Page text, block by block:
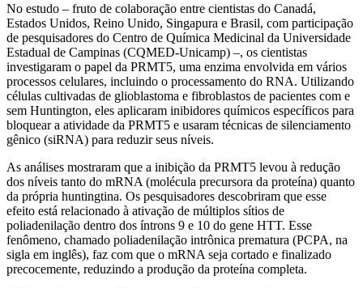
No estudo – fruto de colaboração entre cientistas do Canadá,
Estados Unidos, Reino Unido, Singapura e Brasil, com participação
de pesquisadores do Centro de Química Medicinal da Universidade
Estadual de Campinas (CQMED-Unicamp) –, os cientistas
investigaram o papel da PRMT5, uma enzima envolvida em vários
processos celulares, incluindo o processamento do RNA. Utilizando
células cultivadas de glioblastoma e fibroblastos de pacientes com e
sem Huntington, eles aplicaram inibidores químicos específicos para
bloquear a atividade da PRMT5 e usaram técnicas de silenciamento
gênico (siRNA) para reduzir seus níveis.
As análises mostraram que a inibição da PRMT5 levou à redução
dos níveis tanto do mRNA (molécula precursora da proteína) quanto
da própria huntingtina. Os pesquisadores descobriram que esse
efeito está relacionado à ativação de múltiplos sítios de
poliadenilação dentro dos íntrons 9 e 10 do gene HTT. Esse
fenômeno, chamado poliadenilação intrônica prematura (PCPA, na
sigla em inglês), faz com que o mRNA seja cortado e finalizado
precocemente, reduzindo a produção da proteína completa.